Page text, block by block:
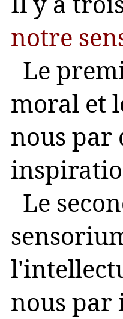
notre
Le
moral et
nous par
Le
nous